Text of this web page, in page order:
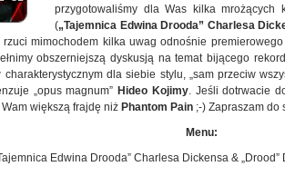
przygotowaliśmy dla Was kilka mrożących
(„Tajemnica Edwina Drooda” Charlesa
rzuci mimochodem kilka uwag odnośnie
obszerniejszą dyskusją na temat bijącego
dla siebie stylu, „sam przeciw
„opus magnum” Hideo Kojimy. Jeśli dotrwacie
większą frajdę niż Phantom Pain ;-) Zapraszam do
Menu:
Edwina Drooda” Charlesa Dickensa &